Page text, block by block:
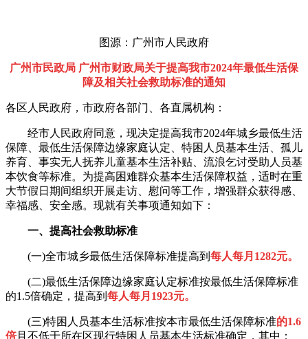
图源：广州市人民政府
广州市民政局 广州市财政局关于提高我市2024年最低生活保
障及相关社会救助标准的通知
各区人民政府，市政府各部门、各直属机构：
经市人民政府同意，现决定提高我市2024年城乡最低生活
保障、最低生活保障边缘家庭认定、特困人员基本生活、孤儿
养育、事实无人抚养儿童基本生活补贴、流浪乞讨受助人员基
本饮食等标准。为提高困难群众基本生活保障权益，适时在重
大节假日期间组织开展走访、慰问等工作，增强群众获得感、
幸福感、安全感。现就有关事项通知如下：
一、提高社会救助标准
(一)全市城乡最低生活保障标准提高到 每人每月1282元。
(二)最低生活保障边缘家庭认定标准按最低生活保障标准
的1.5倍确定，提高到 每人每月1923元。
(三)特困人员基本生活标准按本市最低生活保障标准的1.6
倍且不低于所在区现行特困人员基本生活标准确定，其中：